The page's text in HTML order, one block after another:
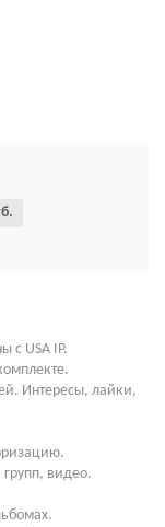
с USA IP.
Интересы, лайки,
видео.